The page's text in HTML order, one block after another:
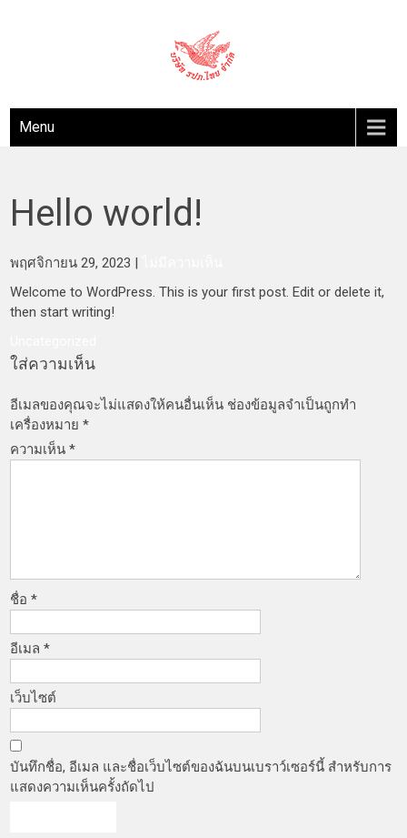
GUARDTHAI
Menu
Hello world!
พฤศจิกายน 29, 2023 |
Welcome to WordPress. This is your first post. Edit or delete it,
then start writing!
ใส่ความเห็น
อีเมลของคุณจะไม่แสดงให้คนอื่นเห็น ช่องข้อมูลจำเป็นถูกทำ
เครื่องหมาย*
ความเห็น*
ชื่อ*
อีเมล*
เว็บไซต์
บันทึกชื่อ, อีเมล และชื่อเว็บไซต์ของฉันบนเบราว์เซอร์นี้ สำหรับการ
แสดงความเห็นครั้งถัดไป